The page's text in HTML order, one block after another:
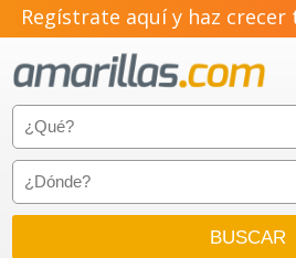
Regístrate aquí y haz crecer